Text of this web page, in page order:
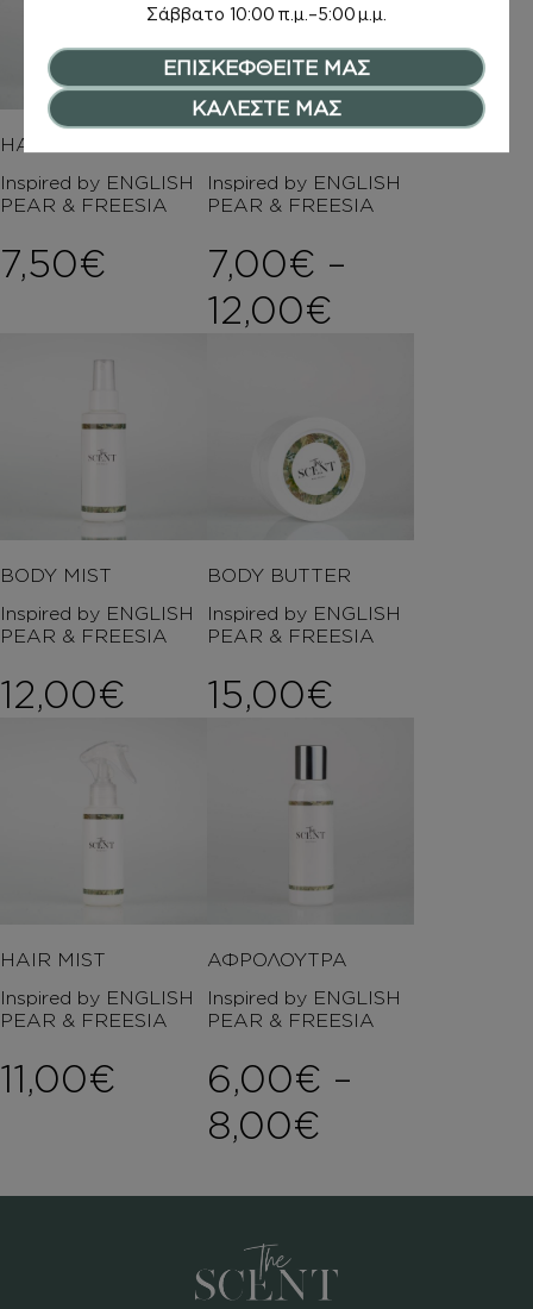
HAND CREAM
Inspired by ENGLISH
PEAR & FREESIA
7,50€
Inspired by ENGLISH
PEAR & FREESIA
7,00€ –
12,00€
BODY MIST
Inspired by ENGLISH
PEAR & FREESIA
12,00€
BODY BUTTER
Inspired by ENGLISH
PEAR & FREESIA
15,00€
HAIR MIST
Inspired by ENGLISH
PEAR & FREESIA
11,00€
ΑΦΡΟΛΟΥΤΡΑ
Inspired by ENGLISH
PEAR & FREESIA
6,00€ –
8,00€
Σάββατο 10:00 π.μ.–5:00 μ.μ.
ΕΠΙΣΚΕΦΘΕΙΤΕ ΜΑΣ
ΚΑΛΕΣΤΕ ΜΑΣ